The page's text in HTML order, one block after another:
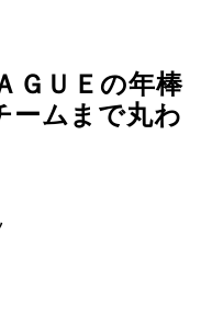
ＧＵＥの年棒
ムまで丸わ